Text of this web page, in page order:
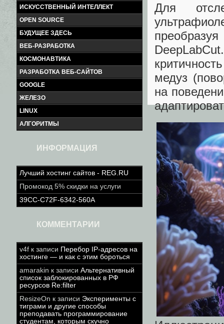
ИСКУССТВЕННЫЙ ИНТЕЛЛЕКТ
OPEN SOURCE
БУДУЩЕЕ ЗДЕСЬ
ВЕБ-РАЗРАБОТКА
КОСМОНАВТИКА
РАЗРАБОТКА ВЕБ-САЙТОВ
GOOGLE
ЖЕЛЕЗО
LINUX
АЛГОРИТМЫ
ИНФОРМАЦИЯ
Лучший хостинг сайтов - REG.RU
Промокод 5% скидки на услуги
39CC-C72F-6342-560A
КОММЕНТАРИИ
v4f к записи Перебор IP-адресов на
хостинге — и как с этим бороться
amarakin к записи Альтернативный
список заблокированных в РФ
ресурсов Re:filter
ResizeOn к записи Эксперименты с
тиграми и другие способы
преподавать программирование
студентам, которым скучно
Для
медуз
на